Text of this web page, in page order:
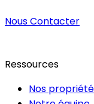
Nous Contacter
Ressources
Nos